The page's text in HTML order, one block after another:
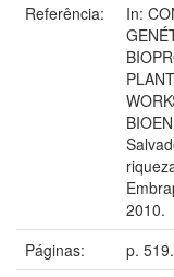
Referência:
In:
2010.
Páginas:
p. 519.